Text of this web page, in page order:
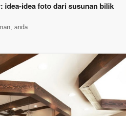
idea-idea foto dari susunan bilik
anda ...